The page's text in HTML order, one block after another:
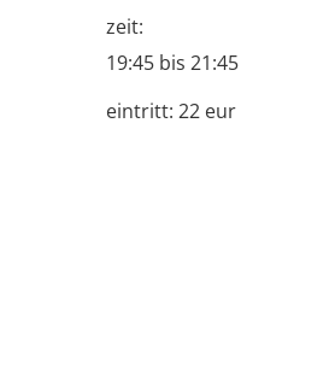
zeit:
19:45 bis 21:45
eintritt: 22 eur